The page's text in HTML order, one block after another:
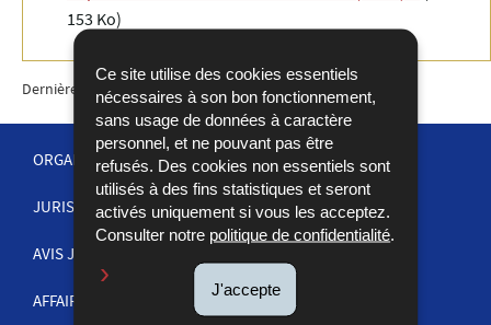
Ce site utilise des cookies essentiels
nécessaires à son bon fonctionnement,
sans usage de données à caractère
personnel, et ne pouvant pas être
refusés. Des cookies non essentiels sont
utilisés à des fins statistiques et seront
activés uniquement si vous les acceptez.
Consulter notre politique de confidentialité.
J'accepte
153 Ko)
Dernière mise à jour 02/09/2025
MENU
DE
NAVIGATION
ORGANISATION DE LA JUSTICE
JURISPRUDENCE
AVIS JUDICIAIRES
AFFAIRES PÉNALES